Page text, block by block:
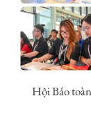
Hội Báo